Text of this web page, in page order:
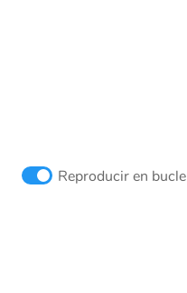
Reproducir en bucle